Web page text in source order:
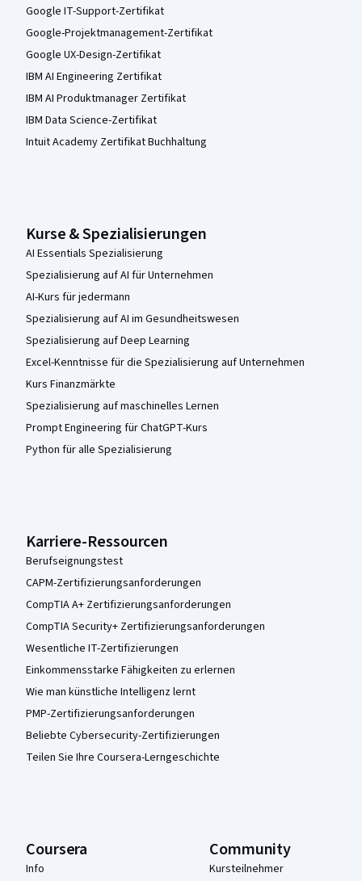
Google IT-Support-Zertifikat
Google-Projektmanagement-Zertifikat
Google UX-Design-Zertifikat
IBM AI Engineering Zertifikat
IBM AI Produktmanager Zertifikat
IBM Data Science-Zertifikat
Intuit Academy Zertifikat Buchhaltung
Kurse & Spezialisierungen
AI Essentials Spezialisierung
Spezialisierung auf AI für Unternehmen
AI-Kurs für jedermann
Spezialisierung auf AI im Gesundheitswesen
Spezialisierung auf Deep Learning
Excel-Kenntnisse für die Spezialisierung auf Unternehmen
Kurs Finanzmärkte
Spezialisierung auf maschinelles Lernen
Prompt Engineering für ChatGPT-Kurs
Python für alle Spezialisierung
Karriere-Ressourcen
Berufseignungstest
CAPM-Zertifizierungsanforderungen
CompTIA A+ Zertifizierungsanforderungen
CompTIA Security+ Zertifizierungsanforderungen
Wesentliche IT-Zertifizierungen
Einkommensstarke Fähigkeiten zu erlernen
Wie man künstliche Intelligenz lernt
PMP-Zertifizierungsanforderungen
Beliebte Cybersecurity-Zertifizierungen
Teilen Sie Ihre Coursera-Lerngeschichte
Coursera
Info
Community
Kursteilnehmer